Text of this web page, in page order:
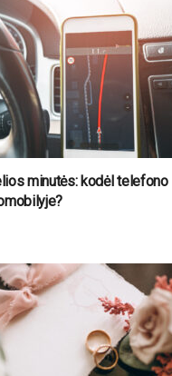
minutės: kodėl telefono